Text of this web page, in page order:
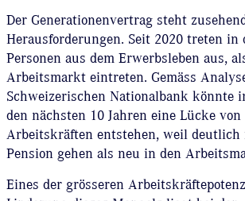
Der Generationenvertrag steht
Herausforderungen. Seit 2020 treten in
Personen aus dem Erwerbsleben aus,
Arbeitsmarkt eintreten. Gemäss
Schweizerischen Nationalbank könnte
den nächsten 10 Jahren eine Lücke von
Arbeitskräften entstehen, weil deutlich
Pension gehen als neu in den
Eines der grösseren